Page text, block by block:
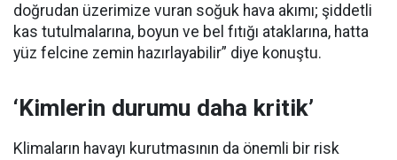
doğrudan üzerimize vuran soğuk hava akımı; şiddetli
kas tutulmalarına, boyun ve bel fıtığı ataklarına, hatta
yüz felcine zemin hazırlayabilir” diye konuştu.
‘Kimlerin durumu daha kritik’
Klimaların havayı kurutmasının da önemli bir risk